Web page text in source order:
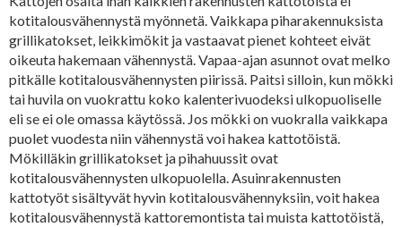
kotitalousvähennystä myönnetä. Vaikkapa piharakennuksista
grillikatokset, leikkimökit ja vastaavat pienet kohteet eivät
oikeuta hakemaan vähennystä. Vapaa-ajan asunnot ovat melko
pitkälle kotitalousvähennysten piirissä. Paitsi silloin, kun mökki
tai huvila on vuokrattu koko kalenterivuodeksi ulkopuoliselle
eli se ei ole omassa käytössä. Jos mökki on vuokralla vaikkapa
puolet vuodesta niin vähennystä voi hakea kattotöistä.
Mökilläkin grillikatokset ja pihahuussit ovat
kotitalousvähennysten ulkopuolella. Asuinrakennusten
kattotyöt sisältyvät hyvin kotitalousvähennyksiin, voit hakea
kotitalousvähennystä kattoremontista tai muista kattotöistä,